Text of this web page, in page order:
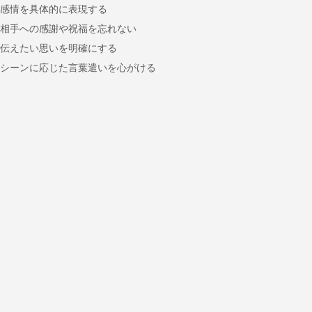
感情を具体的に表現する
相手への感謝や祝福を忘れない
伝えたい思いを明確にする
シーンに応じた言葉遣いを心がける